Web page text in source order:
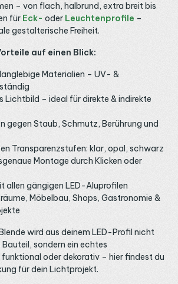
– von flach, halbrund, extra breit bis
für Eck- oder Leuchtenprofile –
gestalterische Freiheit.
auf einen Blick:
Materialien – UV- &
Lichtbild – ideal für direkte & indirekte
gegen Staub, Schmutz, Berührung und
Transparenzstufen: klar, opal, schwarz
Montage durch Klicken oder
allen gängigen LED-Aluprofilen
Möbelbau, Shops, Gastronomie &
wird aus deinem LED-Profil nicht
sondern ein echtes
oder dekorativ – hier findest du
für dein Lichtprojekt.